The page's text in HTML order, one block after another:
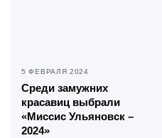
5 ФЕВРАЛЯ 2024
Среди замужних
красавиц выбрали
«Миссис Ульяновск –
2024»